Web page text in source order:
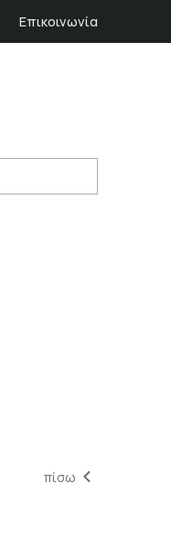
Επικοινωνία
πίσω